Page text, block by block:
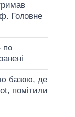
Головне
по
базою, де
помітили